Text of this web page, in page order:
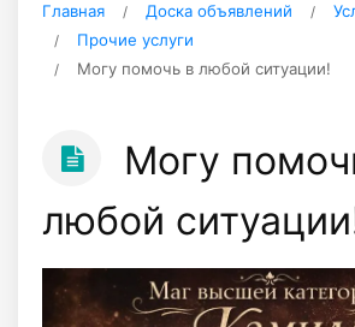
Главная Доска объявлений
Прочие услуги
Могу помочь в любой ситуации!
Могу
любой